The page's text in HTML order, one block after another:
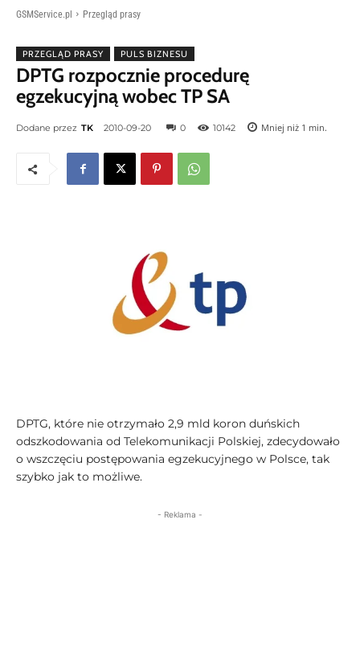
GSMService.pl Przegląd prasy
PRZEGLĄD PRASY PULS BIZNESU
DPTG rozpocznie procedurę
egzekucyjną wobec TP SA
Dodane przez TK 2010-09-20 0 10142 Mniej niż 1 min.
DPTG, które nie otrzymało 2,9 mld koron duńskich
odszkodowania od Telekomunikacji Polskiej, zdecydowało
o wszczęciu postępowania egzekucyjnego w Polsce, tak
szybko jak to możliwe.
- Reklama -